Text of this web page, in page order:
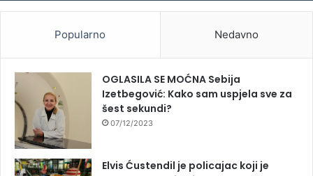
Popularno Nedavno
OGLASILA SE MOĆNA Sebija
Izetbegović: Kako sam uspjela sve za
šest sekundi?
07/12/2023
Elvis Ćustendil je policajac koji je